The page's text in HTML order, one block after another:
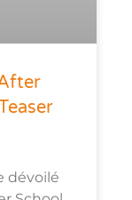
dévoilé